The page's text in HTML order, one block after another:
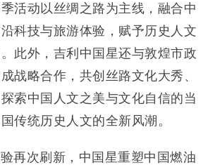
活动以丝绸之路为主线，融合中
科技与旅游体验，赋予历史人文
此外，吉利中国星还与敦煌市政
战略合作，共创丝路文化大秀、
索中国人文之美与文化自信的当
传统历史人文的全新风潮。
再次刷新，中国星重塑中国燃油